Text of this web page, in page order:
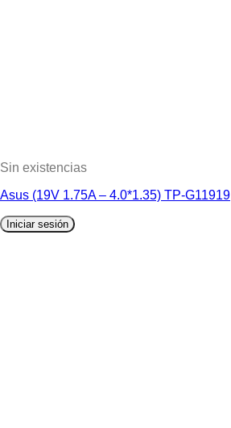
Sin existencias
Asus (19V 1.75A – 4.0*1.35) TP-G11919
Iniciar sesión